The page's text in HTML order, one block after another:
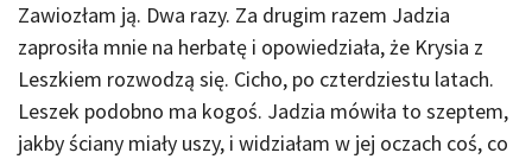
Zawiozłam ją. Dwa razy. Za drugim razem Jadzia
zaprosiła mnie na herbatę i opowiedziała, że Krysia z
Leszkiem rozwodzą się. Cicho, po czterdziestu latach.
Leszek podobno ma kogoś. Jadzia mówiła to szeptem,
jakby ściany miały uszy, i widziałam w jej oczach coś, co